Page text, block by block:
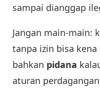
sampai dianggap
Jangan main-main:
tanpa izin bisa kena
bahkan pidana
aturan